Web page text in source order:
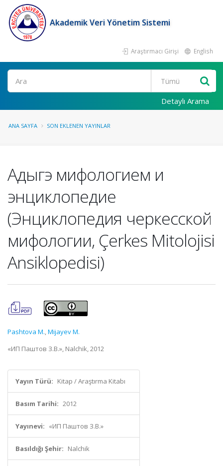
Akademik Veri Yönetim Sistemi
Araştırmacı Girişi English
Ara
Detaylı Arama
ANA SAYFA SON EKLENEN YAYINLAR
Адыгэ мифологием и
энциклопедие
(Энциклопедия черкесской
мифологии, Çerkes Mitolojisi
Ansiklopedisi)
Pashtova M.,Mijayev M.
«ИП Паштов З.В.», Nalchik, 2012
Yayın Türü: Kitap / Araştırma Kitabı
Basım Tarihi: 2012
Yayınevi: «ИП Паштов З.В.»
Basıldığı Şehir: Nalchik